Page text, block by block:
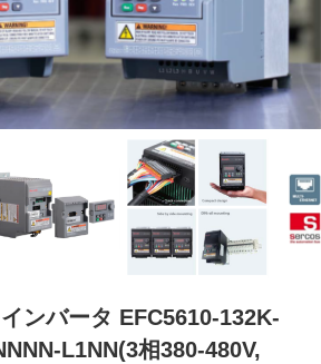
ンバータ EFC5610-132K-
L1NN(3相380-480V,